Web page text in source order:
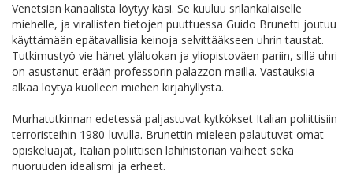
Venetsian kanaalista löytyy käsi. Se kuuluu srilankalaiselle
miehelle, ja virallisten tietojen puuttuessa Guido Brunetti joutuu
käyttämään epätavallisia keinoja selvittääkseen uhrin taustat.
Tutkimustyö vie hänet yläluokan ja yliopistoväen pariin, sillä uhri
on asustanut erään professorin palazzon mailla. Vastauksia
alkaa löytyä kuolleen miehen kirjahyllystä.
Murhatutkinnan edetessä paljastuvat kytkökset Italian poliittisiin
terroristeihin 1980-luvulla. Brunettin mieleen palautuvat omat
opiskeluajat, Italian poliittisen lähihistorian vaiheet sekä
nuoruuden idealismi ja erheet.